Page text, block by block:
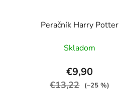
Peračník Harry Potter
Skladom
€9,90
€13,22 (–25 %)